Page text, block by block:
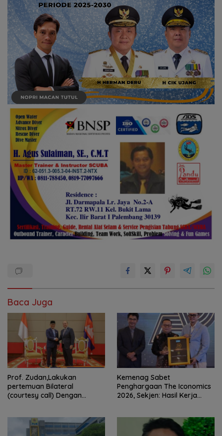
Baca Juga
Prof. Zudan,Lakukan
pertemuan Bilateral
(courtesy call) Dengan
Siapkan Indonesia Jadi Pusat
Kolaborasi ASN ASEAN
Kemenag Sabet
Penghargaan The Iconomics
2026, Sekjen: Hasil Kerja